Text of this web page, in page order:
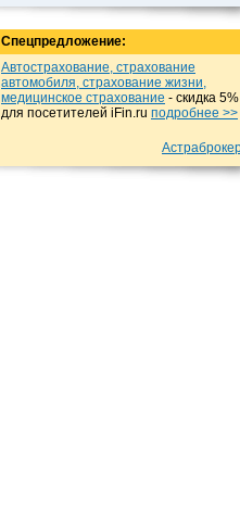
Спецпредложение:
Автострахование, страхование
автомобиля, страхование жизни,
медицинское страхование - cкидка 5%
для посетителей iFin.ru подробнеe >>